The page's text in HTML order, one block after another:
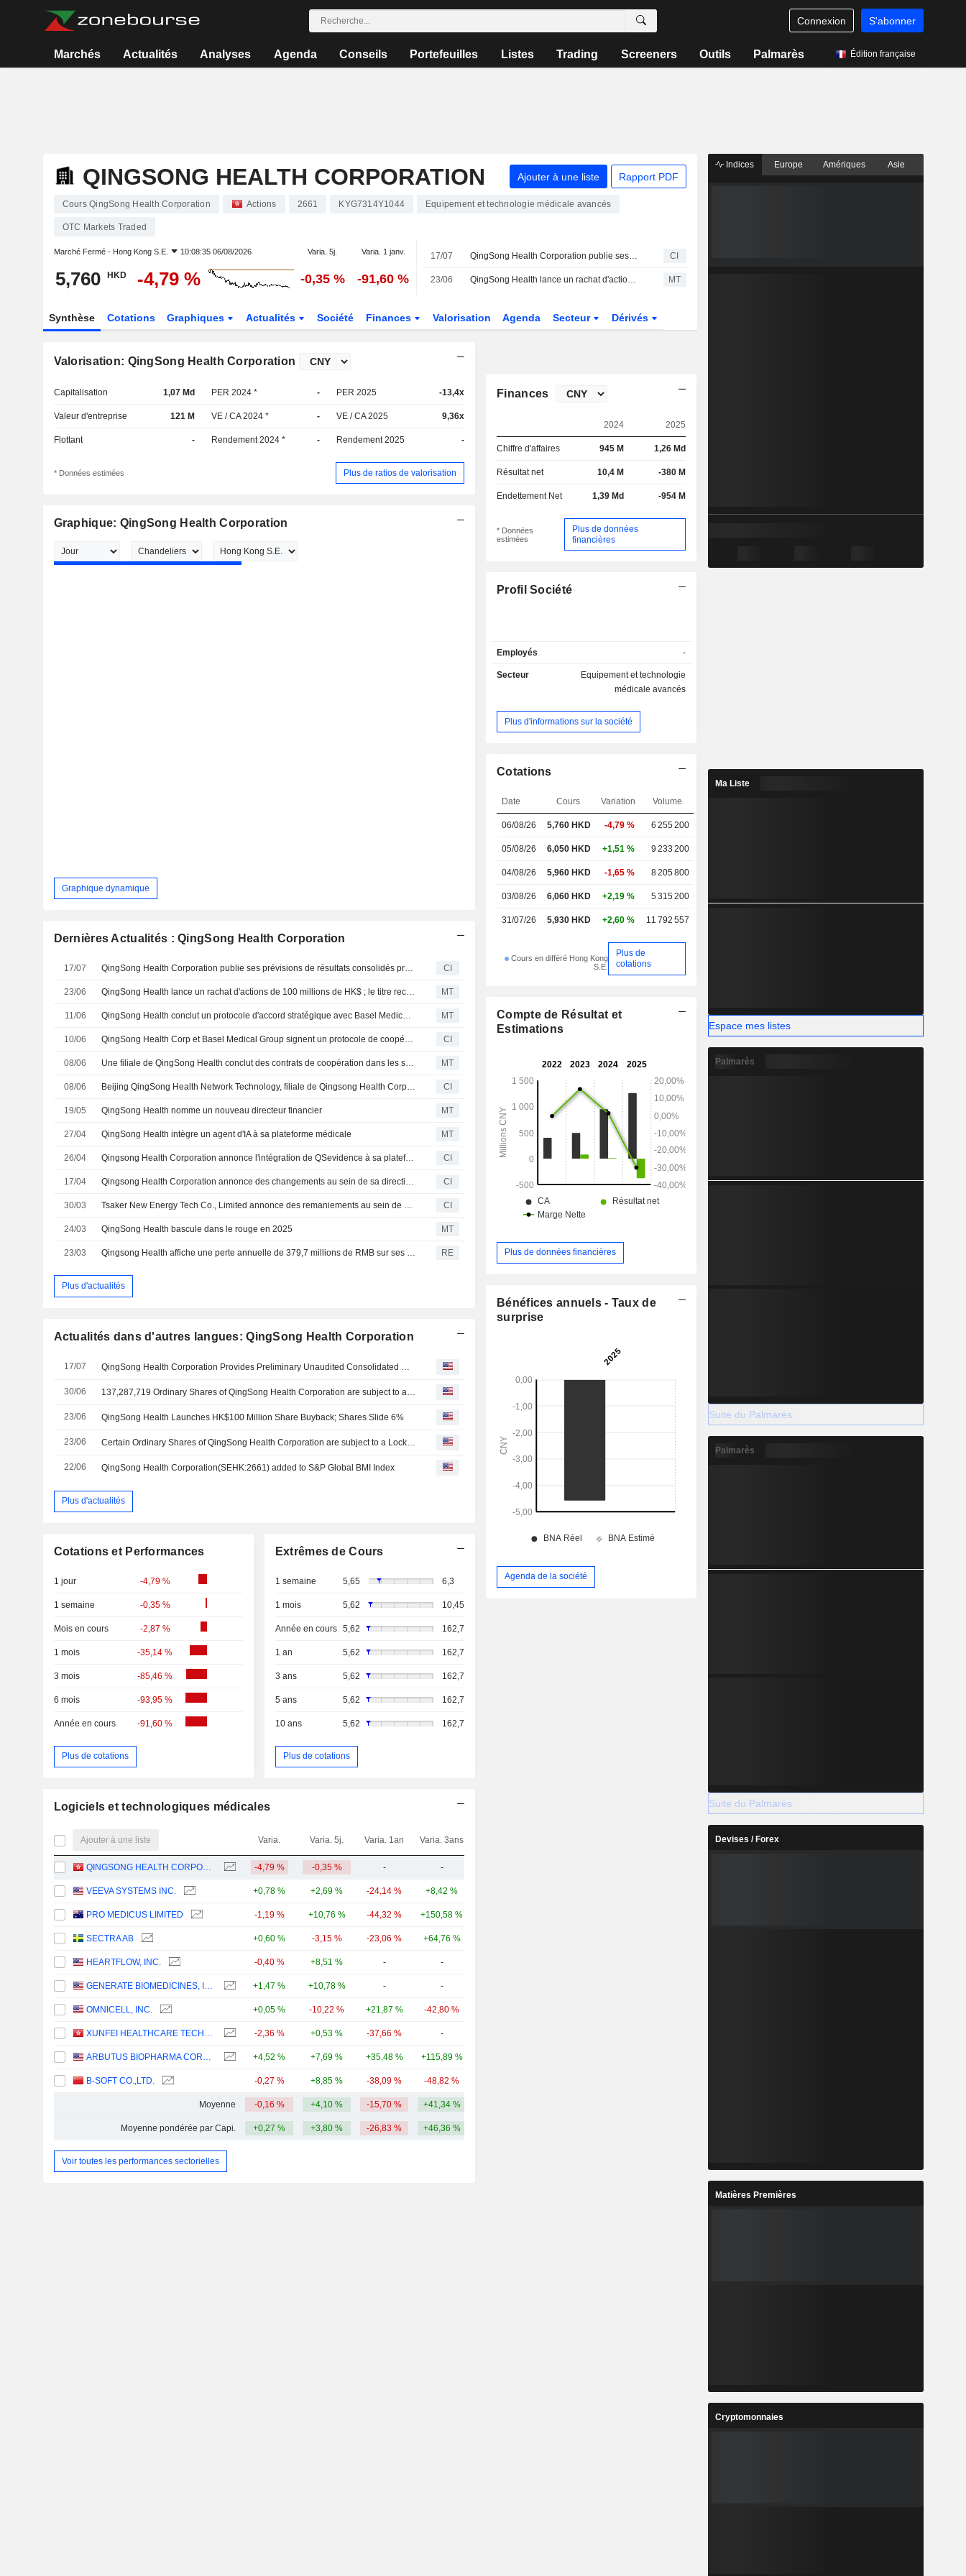
Connexion S'abonner
Marchés Actualités Analyses Agenda Conseils Portefeuilles Listes Trading Screeners Outils Palmarès Édition française
QINGSONG HEALTH CORPORATION Ajouter à une liste Rapport PDF
Cours QingSong Health Corporation Actions 2661 KYG7314Y1044 Equipement et technologie médicale avancés
OTC Markets Traded
Marché Fermé - Hong Kong S.E. 10:08:35 06/08/2026 Varia. 5j. Varia. 1 janv.
5,760 HKD -4,79 % -0,35 % -91,60 %
17/07 QingSong Health Corporation publie ses prévisions de résultats consolidés préliminaires non audités pour le semestre clos le 30 juin 2026 CI
23/06 QingSong Health lance un rachat d'actions de 100 millions de HK$ ; le titre recule de 5 % MT
Synthèse Cotations Graphiques Actualités Société Finances Valorisation Agenda Secteur Dérivés
Valorisation: QingSong Health Corporation
Capitalisation 1,07 Md PER 2024 * - PER 2025 -13,4x
Valeur d'entreprise 121 M VE / CA 2024 * - VE / CA 2025 9,36x
Flottant - Rendement 2024 * - Rendement 2025 -
* Données estimées Plus de ratios de valorisation
Graphique: QingSong Health Corporation
Graphique dynamique
Dernières Actualités : QingSong Health Corporation
17/07 QingSong Health Corporation publie ses prévisions de résultats consolidés préliminaires non audités pour le semestre clos le 30 juin 2026 CI
23/06 QingSong Health lance un rachat d'actions de 100 millions de HK$ ; le titre recule de 5 % MT
11/06 QingSong Health conclut un protocole d'accord stratégique avec Basel Medical Group MT
10/06 QingSong Health Corp et Basel Medical Group signent un protocole de coopération stratégique pour explorer les services de santé par IA en Asie du Sud-Est CI
08/06 Une filiale de QingSong Health conclut des contrats de coopération dans les services médicaux MT
08/06 Beijing QingSong Health Network Technology, filiale de Qingsong Health Corporation, conclut des accords de coopération en gestion de la santé avec Yingda Taihe Life Insurance CI
19/05 QingSong Health nomme un nouveau directeur financier MT
27/04 QingSong Health intègre un agent d'IA à sa plateforme médicale MT
26/04 Qingsong Health Corporation annonce l'intégration de QSevidence à sa plateforme QSmedical CI
17/04 Qingsong Health Corporation annonce des changements au sein de sa direction, effectifs au 17 avril 2026 CI
30/03 Tsaker New Energy Tech Co., Limited annonce des remaniements au sein de son conseil d'administration, effectifs au 30 mars 2026 CI
24/03 QingSong Health bascule dans le rouge en 2025 MT
23/03 Qingsong Health affiche une perte annuelle de 379,7 millions de RMB sur ses activités poursuivies RE
Plus d'actualités
Actualités dans d'autres langues: QingSong Health Corporation
17/07
30/06
23/06 QingSong Health Launches HK$100 Million Share Buyback; Shares Slide 6%
23/06
22/06 QingSong Health Corporation(SEHK:2661) added to S&P Global BMI Index
Plus d'actualités
Cotations et Performances
1 jour -4,79 %
1 semaine -0,35 %
Mois en cours -2,87 %
1 mois -35,14 %
3 mois -85,46 %
6 mois -93,95 %
Année en cours -91,60 %
Plus de cotations
Extrêmes de Cours
1 semaine 5,65 6,3
1 mois 5,62 10,45
Année en cours 5,62 162,7
1 an 5,62 162,7
3 ans 5,62 162,7
5 ans 5,62 162,7
10 ans 5,62 162,7
Plus de cotations
Logiciels et technologiques médicales
Ajouter à une liste Varia. Varia. 5j. Varia. 1an Varia. 3ans
QINGSONG HEALTH CORPORATION -4,79 % -0,35 % - -
VEEVA SYSTEMS INC. +0,78 % +2,69 % -24,14 % +8,42 %
PRO MEDICUS LIMITED -1,19 % +10,76 % -44,32 % +150,58 %
SECTRA AB +0,60 % -3,15 % -23,06 % +64,76 %
HEARTFLOW, INC. -0,40 % +8,51 % - -
GENERATE BIOMEDICINES, INC. +1,47 % +10,78 % - -
OMNICELL, INC. +0,05 % -10,22 % +21,87 % -42,80 %
XUNFEI HEALTHCARE TECHNOLOGY CO., LTD. -2,36 % +0,53 % -37,66 % -
ARBUTUS BIOPHARMA CORPORATION +4,52 % +7,69 % +35,48 % +115,89 %
B-SOFT CO.,LTD. -0,27 % +8,85 % -38,09 % -48,82 %
Moyenne -0,16 % +4,10 % -15,70 % +41,34 %
Moyenne pondérée par Capi. +0,27 % +3,80 % -26,83 % +46,36 %
Voir toutes les performances sectorielles
Finances
2024 2025
Chiffre d'affaires 945 M 1,26 Md
Résultat net 10,4 M -380 M
Endettement Net 1,39 Md -954 M
* Données
estimées
Plus de données
financières
Profil Société
Employés -
Secteur
Equipement et technologie
médicale avancés
Plus d'informations sur la société
Cotations
Date Cours Variation Volume
06/08/26 5,760HKD -4,79 % 6 255 200
05/08/26 6,050 HKD +1,51 % 9 233 200
04/08/26 5,960 HKD -1,65 % 8 205 800
03/08/26 6,060 HKD +2,19 % 5 315 200
31/07/26 5,930 HKD +2,60 % 11 792 557
Cours en différé Hong Kong
S.E.
Plus de
cotations
Compte de Résultat et
Estimations
Plus de données financières
Bénéfices annuels - Taux de
surprise
Agenda de la société
Indices Europe Amériques Asie
Ma Liste
Espace mes listes
Palmarès
Suite du Palmarès
Palmarès
Suite du Palmarès
Devises / Forex
Matières Premières
Cryptomonnaies